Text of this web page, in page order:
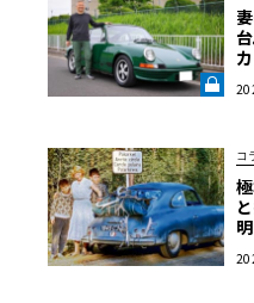
速記録に地元も湧く
ストレートで250km/hを超
ェブランドの、輝かしい功
となった。
525PSの992型911 GT3 RS
コ